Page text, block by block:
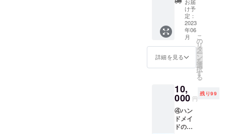
ゴ・バ
ナーの
場合、
画像
データ
の受け
取りを
・文字
数 １
０文字
以内程
度（文
字数が
掲示 ・
掲載期
間 プ
ロジェ
クト終
了後～
２０２
５年３
月３１
の間
上記期
間の内
に発行
する全
てのチ
け予
定：
2023
年06
月
詳細を見る
こ
の
リ
タ
ー
ン
を
選
択
す
る
10,
000 円
残り99
④ハン
ドメイ
ドの小